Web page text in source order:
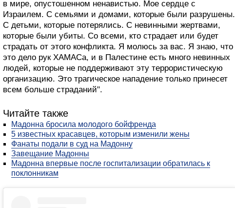
в мире, опустошенном ненавистью. Мое сердце с
Израилем. С семьями и домами, которые были разрушены.
С детьми, которые потерялись. С невинными жертвами,
которые были убиты. Со всеми, кто страдает или будет
страдать от этого конфликта. Я молюсь за вас. Я знаю, что
это дело рук ХАМАСа, и в Палестине есть много невинных
людей, которые не поддерживают эту террористическую
организацию. Это трагическое нападение только принесет
всем больше страданий".
Читайте также
Мадонна бросила молодого бойфренда
5 известных красавцев, которым изменили жены
Фанаты подали в суд на Мадонну
Завещание Мадонны
Мадонна впервые после госпитализации обратилась к
поклонникам